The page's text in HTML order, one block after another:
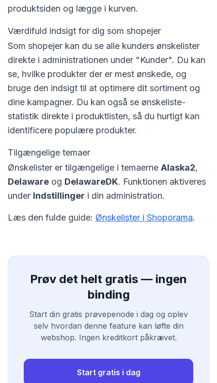
produktsiden og lægge i kurven.
Værdifuld indsigt for dig som shopejer
Som shopejer kan du se alle kunders ønskelister
direkte i administrationen under "Kunder". Du kan
se, hvilke produkter der er mest ønskede, og
bruge den indsigt til at optimere dit sortiment og
dine kampagner. Du kan også se ønskeliste-
statistik direkte i produktlisten, så du hurtigt kan
identificere populære produkter.
Tilgængelige temaer
Ønskelister er tilgængelige i temaerne Alaska2,
Delaware og DelawareDK. Funktionen aktiveres
under Indstillinger i din administration.
Læs den fulde guide: Ønskelister i Shoporama.
Prøv det helt gratis — ingen
binding
Start din gratis prøveperiode i dag og oplev
selv hvordan denne feature kan løfte din
webshop. Ingen kreditkort påkrævet.
Start gratis i dag